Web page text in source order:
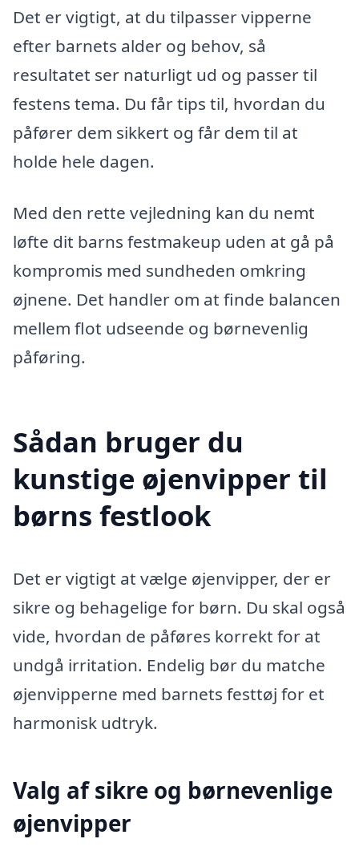
Det er vigtigt, at du tilpasser vipperne
efter barnets alder og behov, så
resultatet ser naturligt ud og passer til
festens tema. Du får tips til, hvordan du
påfører dem sikkert og får dem til at
holde hele dagen.
Med den rette vejledning kan du nemt
løfte dit barns festmakeup uden at gå på
kompromis med sundheden omkring
øjnene. Det handler om at finde balancen
mellem flot udseende og børnevenlig
påføring.
Sådan bruger du
kunstige øjenvipper til
børns festlook
Det er vigtigt at vælge øjenvipper, der er
sikre og behagelige for børn. Du skal også
vide, hvordan de påføres korrekt for at
undgå irritation. Endelig bør du matche
øjenvipperne med barnets festtøj for et
harmonisk udtryk.
Valg af sikre og børnevenlige
øjenvipper